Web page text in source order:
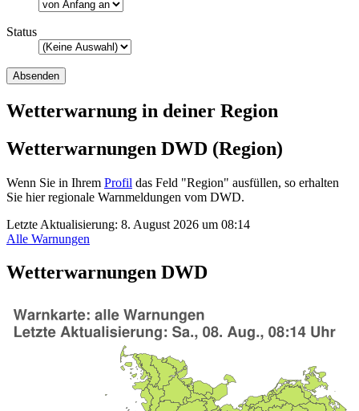
Status
Wetterwarnung in deiner Region
Wetterwarnungen DWD (Region)
Wenn Sie in Ihrem Profil das Feld "Region" ausfüllen, so erhalten
Sie hier regionale Warnmeldungen vom DWD.
Letzte Aktualisierung: 8. August 2026 um 08:14
Alle Warnungen
Wetterwarnungen DWD